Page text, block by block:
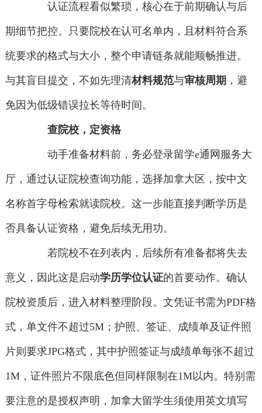
认证流程看似繁琐，核心在于前期确认与后
期细节把控。只要院校在认可名单内，且材料符合系
统要求的格式与大小，整个申请链条就能顺畅推进。
与其盲目提交，不如先理清材料规范与审核周期 ，避
免因为低级错误拉长等待时间。
查院校，定资格
动手准备材料前，务必登录留学e通网服务大
厅，通过认证院校查询功能，选择加拿大区，按中文
名称首字母检索就读院校。这一步能直接判断学历是
否具备认证资格，避免后续无用功。
若院校不在列表内，后续所有准备都将失去
意义，因此这是启动学历学位认证的首要动作。确认
院校资质后，进入材料整理阶段。文凭证书需为PDF格
式，单文件不超过5M；护照、签证、成绩单及证件照
片则要求JPG格式，其中护照签证与成绩单每张不超过
1M，证件照片不限底色但同样限制在1M以内。特别需
要注意的是授权声明，加拿大留学生须使用英文填写